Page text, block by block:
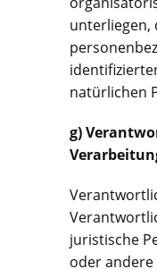
unterliegen,
natürlichen
g)
juristische
oder andere